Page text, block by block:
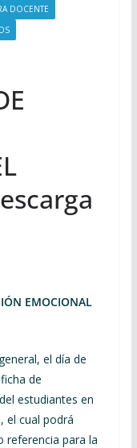
DOCENTE
EMOCIONAL
el día de
de
estudiantes en
el cual podrá
referencia para la